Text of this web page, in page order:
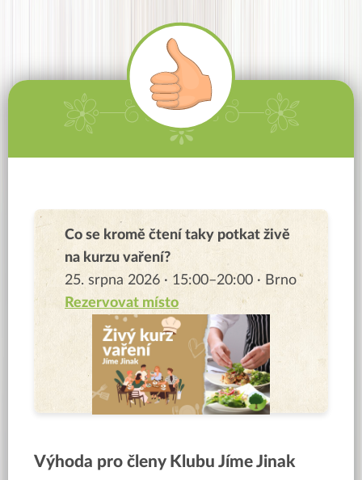
Co se kromě čtení taky potkat živě
na kurzu vaření?
25. srpna 2026 · 15:00–20:00 · Brno
Rezervovat místo
Výhoda pro členy Klubu Jíme Jinak